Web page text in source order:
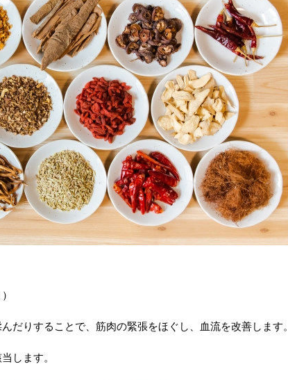
だりすることで、筋肉の緊張をほぐし、血流を改善します。
します。